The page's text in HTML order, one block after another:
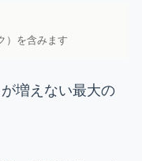
）を含みます
増えない最大の